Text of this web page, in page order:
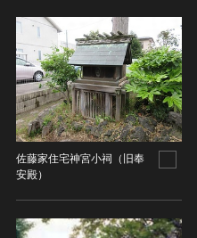
佐藤家住宅神宮小祠（旧奉
安殿）